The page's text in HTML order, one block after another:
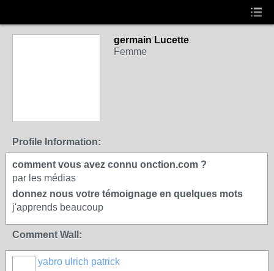
germain Lucette
Femme
Profile Information:
comment vous avez connu onction.com ?
par les médias
donnez nous votre témoignage en quelques mots
j'apprends beaucoup
Comment Wall:
yabro ulrich patrick